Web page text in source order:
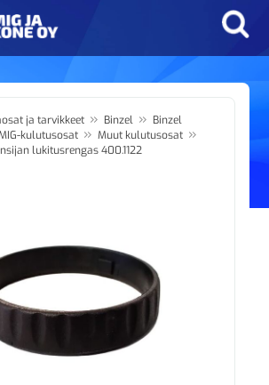
ja tarvikkeet » Binzel » Binzel
kulutusosat » Muut kulutusosat »
lukitusrengas 400.1122